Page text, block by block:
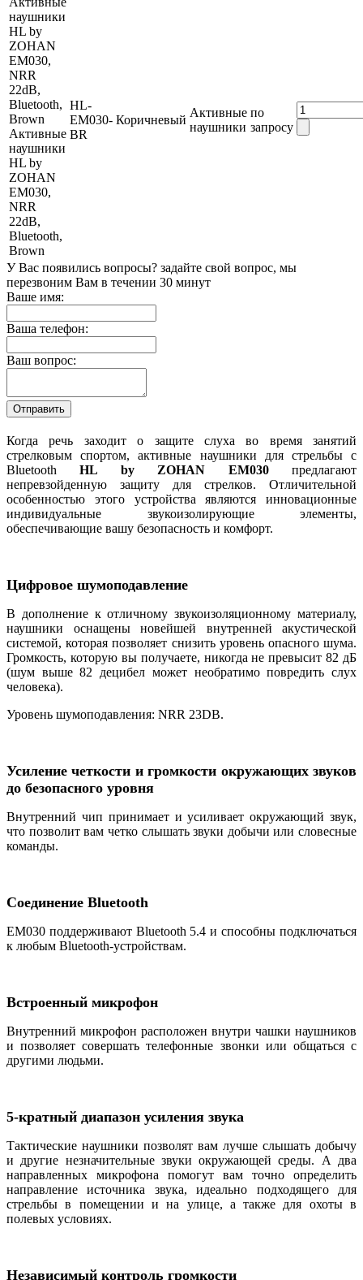
Активные
наушники
HL by
ZOHAN
EM030,
NRR
22dB,
Bluetooth,
Brown
HL-
EM030-
BR
Коричневый
Активные
наушники
по
запросу
У Вас появились вопросы? задайте свой вопрос, мы
перезвоним Вам в течении 30 минут
Ваше имя:
Ваша телефон:
Ваш вопрос:
Когда речь заходит о защите слуха во время занятий
стрелковым спортом, активные наушники для стрельбы с
BluetoothHL by ZOHAN EM030предлагают
непревзойденную защиту для стрелков. Отличительной
особенностью этого устройства являются инновационные
индивидуальные звукоизолирующие элементы,
обеспечивающие вашу безопасность и комфорт.
Цифровое шумоподавление
В дополнение к отличному звукоизоляционному материалу,
наушники оснащены новейшей внутренней акустической
системой, которая позволяет снизить уровень опасного шума.
Громкость, которую вы получаете, никогда не превысит 82 дБ
(шум выше 82 децибел может необратимо повредить слух
человека).
Уровень шумоподавления: NRR 23DB.
Усиление четкости и громкости окружающих звуков
до безопасного уровня
Внутренний чип принимает и усиливает окружающий звук,
что позволит вам четко слышать звуки добычи или словесные
команды.
Соединение Bluetooth
EM030 поддерживают Bluetooth 5.4 и способны подключаться
к любым Bluetooth-устройствам.
Встроенный микрофон
Внутренний микрофон расположен внутри чашки наушников
и позволяет совершать телефонные звонки или общаться с
другими людьми.
5-кратный диапазон усиления звука
Тактические наушники позволят вам лучше слышать добычу
и другие незначительные звуки окружающей среды. А два
направленных микрофона помогут вам точно определить
направление источника звука, идеально подходящего для
стрельбы в помещении и на улице, а также для охоты в
полевых условиях.
Независимый контроль громкости